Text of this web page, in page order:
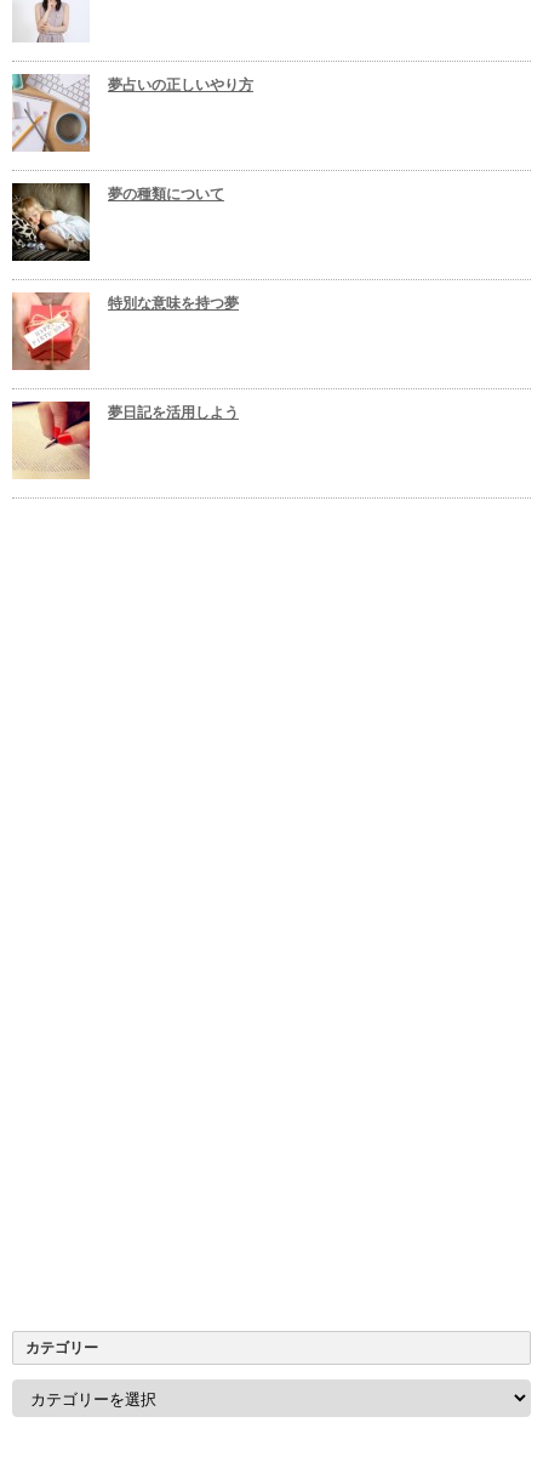
夢占いの正しいやり方
夢の種類について
特別な意味を持つ夢
夢日記を活用しよう
カテゴリー
カ